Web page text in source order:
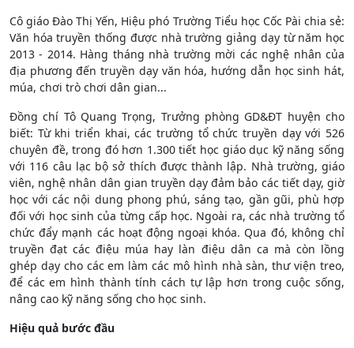
Cô giáo Đào Thị Yến, Hiệu phó Trường Tiểu học Cốc Pài chia sẻ:
Văn hóa truyền thống được nhà trường giảng dạy từ năm học
2013 - 2014. Hàng tháng nhà trường mời các nghệ nhân của
địa phương đến truyền dạy văn hóa, hướng dẫn học sinh hát,
múa, chơi trò chơi dân gian...
Đồng chí Tô Quang Trọng, Trưởng phòng GD&ĐT huyện cho
biết: Từ khi triển khai, các trường tổ chức truyền dạy với 526
chuyên đề, trong đó hơn 1.300 tiết học giáo dục kỹ năng sống
với 116 câu lạc bộ sở thích được thành lập. Nhà trường, giáo
viên, nghệ nhân dân gian truyền dạy đảm bảo các tiết dạy, giờ
học với các nội dung phong phú, sáng tạo, gần gũi, phù hợp
đối với học sinh của từng cấp học. Ngoài ra, các nhà trường tổ
chức đẩy mạnh các hoạt động ngoại khóa. Qua đó, không chỉ
truyền đạt các điệu múa hay làn điệu dân ca mà còn lồng
ghép dạy cho các em làm các mô hình nhà sàn, thư viện treo,
để các em hình thành tính cách tự lập hơn trong cuộc sống,
nâng cao kỹ năng sống cho học sinh.
Hiệu quả bước đầu